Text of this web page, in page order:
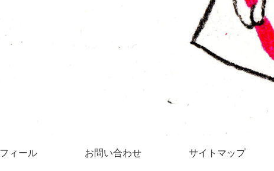
ィール お問い合わせ サイトマップ